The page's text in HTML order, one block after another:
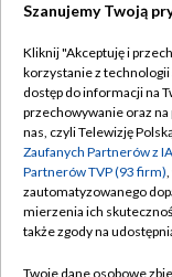
Abonament TVP
Emisja w TVP
Centrum
Naziemna
Szanujemy Twoją
Kliknij "Akceptuję i
korzystanie z
dostęp do informacji na
przechowywanie oraz
nas, czyli Telewizję
Zaufanych Partnerów z
Partnerów TVP (93 firm)
zautomatyzowanego
mierzenia ich
także zgody na
Twoje dane osobowe